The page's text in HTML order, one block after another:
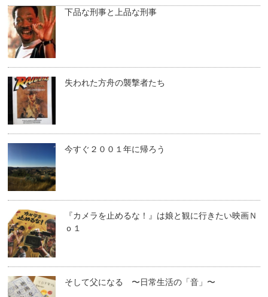
下品な刑事と上品な刑事
失われた方舟の襲撃者たち
今すぐ２００１年に帰ろう
『カメラを止めるな！』は娘と観に行きたい映画Ｎ
ｏ１
そして父になる 〜日常生活の「音」〜